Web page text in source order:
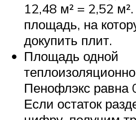
12,48 м² = 2,52
площадь, на
докупить плит.
Площадь одной
Пенофлэкс равна
Если остаток